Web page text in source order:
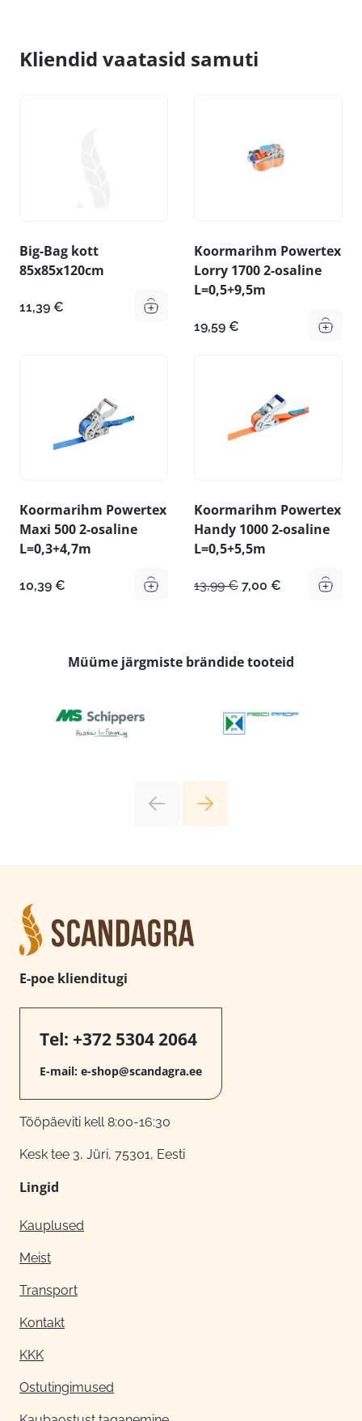
Kliendid vaatasid samuti
Big-Bag kott
85x85x120cm
11,39 €
Koormarihm Powertex
Lorry 1700 2-osaline
L=0,5+9,5m
19,59 €
Koormarihm Powertex
Maxi 500 2-osaline
L=0,3+4,7m
10,39 €
Koormarihm Powertex
Handy 1000 2-osaline
L=0,5+5,5m
13,99€ Algne
7,00 € Praegune
Müüme järgmiste brändide tooteid
E-poe klienditugi
Tel: +372 5304 2064
E-mail: e-shop@scandagra.ee
Tööpäeviti kell 8:00-16:30
Kesk tee 3, Jüri, 75301, Eesti
Lingid
Kauplused
Meist
Transport
Kontakt
KKK
Ostutingimused